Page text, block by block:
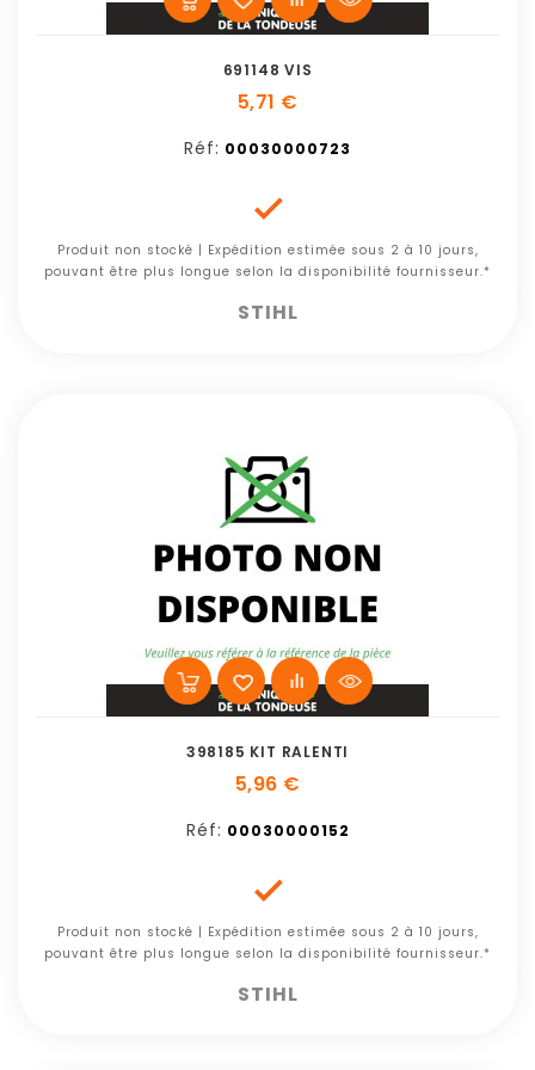
691148 VIS
5,71 €
Réf: 00030000723

Produit non stocké | Expédition estimée sous 2 à 10 jours,
pouvant être plus longue selon la disponibilité fournisseur.*
STIHL
398185 KIT RALENTI
5,96 €
Réf: 00030000152

Produit non stocké | Expédition estimée sous 2 à 10 jours,
pouvant être plus longue selon la disponibilité fournisseur.*
STIHL